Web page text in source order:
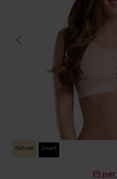
Naturel Zwart
PI